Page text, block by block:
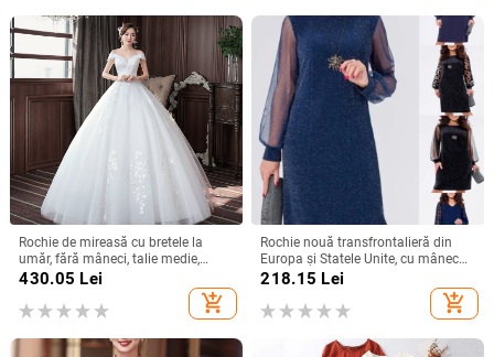
Rochie de mireasă cu bretele la
umăr, fără mâneci, talie medie,
fustă tutu, mătase Mulberry și
430.05 Lei
add_shopping_cart
Rochie nouă transfrontalieră din
Europa și Statele Unite, cu mânecă
lungă, plasă, cusături argintii, cu
guler rotund, industrie grea, fustă
elegantă de calitate la modă
218.15 Lei
add_shopping_cart